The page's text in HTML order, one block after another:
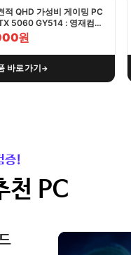
적 QHD 가성비 게이밍 PC
5060 GY514 : 영재컴퓨
원
바로가기→
증!
천 PC